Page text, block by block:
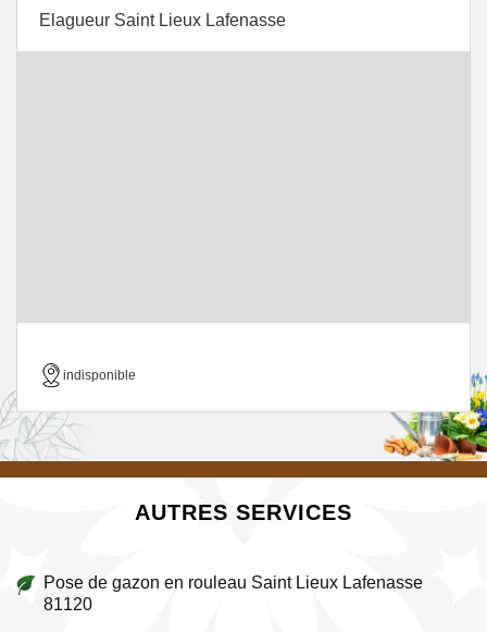
Elagueur Saint Lieux Lafenasse
indisponible
AUTRES SERVICES
Pose de gazon en rouleau Saint Lieux Lafenasse
81120